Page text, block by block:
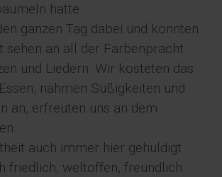
hatte.
ganzen Tag dabei und konnten
sehen an all der Farbenpracht
und Liedern. Wir kosteten das
nahmen Süßigkeiten und
an, erfreuten uns an dem
auch immer hier gehuldigt
friedlich, weltoffen, freundlich